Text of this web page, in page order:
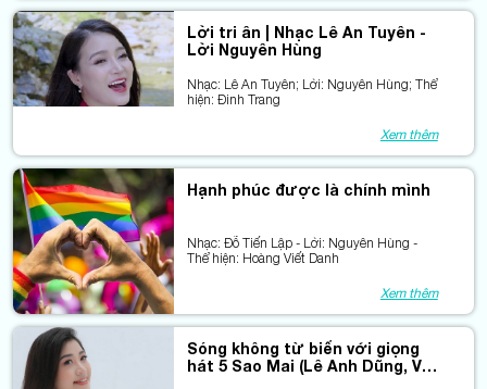
Lời tri ân | Nhạc Lê An Tuyên -
Lời Nguyên Hùng
Nhạc: Lê An Tuyên; Lời: Nguyên Hùng; Thể
hiện: Đinh Trang
Xem thêm
Hạnh phúc được là chính mình
Nhạc: Đỗ Tiến Lập - Lời: Nguyên Hùng -
Thể hiện: Hoàng Viết Danh
Xem thêm
Sóng không từ biển với giọng
hát 5 Sao Mai (Lê Anh Dũng, Vũ